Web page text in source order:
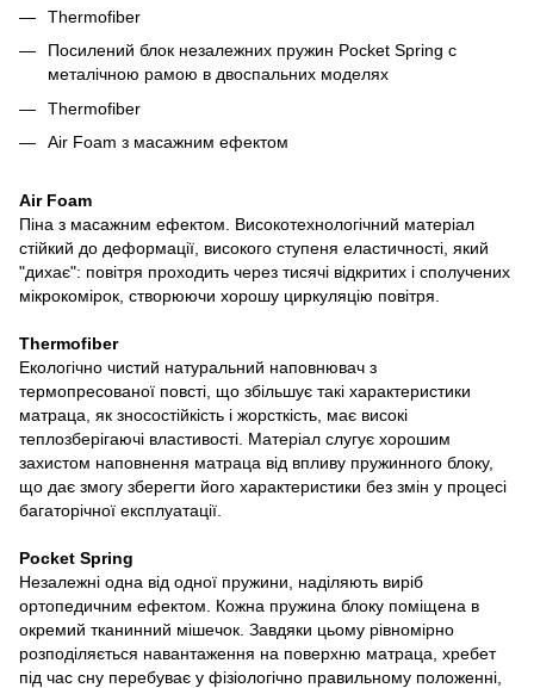
Thermofiber
Посилений блок незалежних пружин Pocket Spring с
металічною рамою в двоспальних моделях
Thermofiber
Air Foam з масажним ефектом
Air Foam
Піна з масажним ефектом. Високотехнологічний матеріал
стійкий до деформації, високого ступеня еластичності, який
"дихає": повітря проходить через тисячі відкритих і сполучених
мікрокомірок, створюючи хорошу циркуляцію повітря.
Thermofiber
Екологічно чистий натуральний наповнювач з
термопресованої повсті, що збільшує такі характеристики
матраца, як зносостійкість і жорсткість, має високі
теплозберігаючі властивості. Матеріал слугує хорошим
захистом наповнення матраца від впливу пружинного блоку,
що дає змогу зберегти його характеристики без змін у процесі
багаторічної експлуатації.
Pocket Spring
Незалежні одна від одної пружини, наділяють виріб
ортопедичним ефектом. Кожна пружина блоку поміщена в
окремий тканинний мішечок. Завдяки цьому рівномірно
розподіляється навантаження на поверхню матраца, хребет
під час сну перебуває у фізіологічно правильному положенні,